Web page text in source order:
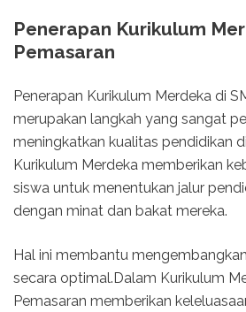
Penerapan Kurikulum
Pemasaran
Penerapan Kurikulum Merdeka di
merupakan langkah yang sangat
meningkatkan kualitas pendidikan
Kurikulum Merdeka memberikan
siswa untuk menentukan jalur
dengan minat dan bakat mereka.
Hal ini membantu
secara optimal.Dalam Kurikulum
Pemasaran memberikan